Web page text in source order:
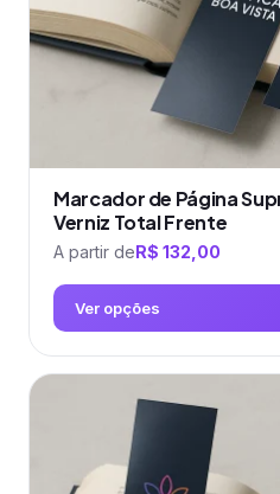
página
do
Marcador de Página
Verniz Total Frente
A partir deR$ 132,00
Ver opções
Este
produto
variantes.